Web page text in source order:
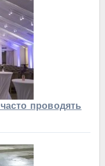
часто проводять